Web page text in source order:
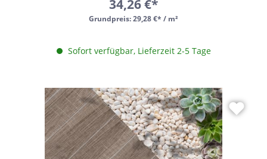
Grundpreis:29,28 €* / m²
34,26 €*
Sofort verfügbar, Lieferzeit 2-5 Tage